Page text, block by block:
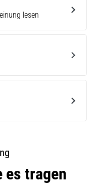
lesen
es tragen